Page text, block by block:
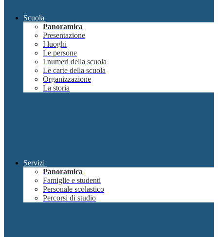
Scuola
Panoramica
Presentazione
I luoghi
Le persone
I numeri della scuola
Le carte della scuola
Organizzazione
La storia
Servizi
Panoramica
Famiglie e studenti
Personale scolastico
Percorsi di studio